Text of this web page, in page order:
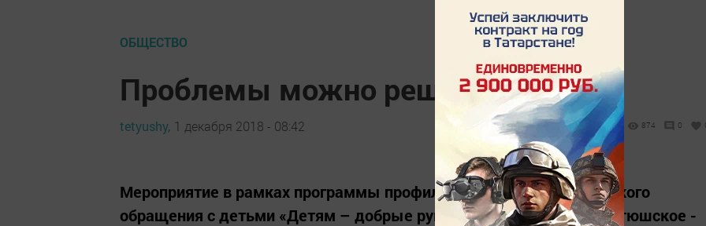
ОБЩЕСТВО
Проблемы можно решить
tetyushy, 1 декабря 2018 - 08:42 874 0
Мероприятие в рамках программы профилактики насилия и жестокого
обращения с детьми «Детям – добрые руки» прошло в КЦСОН «Тетюшское ­